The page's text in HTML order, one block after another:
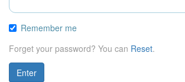
Remember me
Forget your password? You can Reset.
Enter